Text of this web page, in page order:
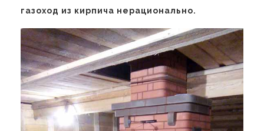
газоход из кирпича нерационально.